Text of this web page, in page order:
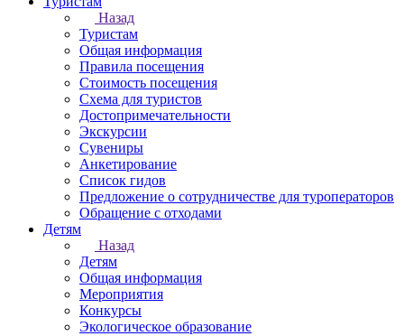
Назад
Туристам
Общая информация
Правила посещения
Стоимость посещения
Схема для туристов
Достопримечательности
Экскурсии
Сувениры
Анкетирование
Список гидов
Предложение о сотрудничестве для туроператоров
Обращение с отходами
Детям
Назад
Детям
Общая информация
Мероприятия
Конкурсы
Экологическое образование